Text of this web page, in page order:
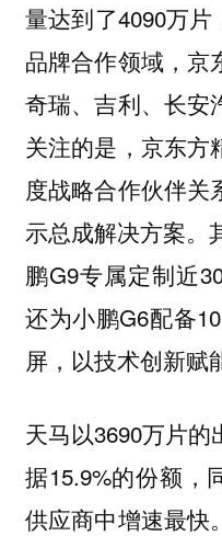
量达到了4090万
品牌合作领域，京
奇瑞、吉利、长安
关注的是，京东方
度战略合作伙伴关
示总成解决方案。
鹏G9专属定制近
还为小鹏G6配备
屏，以技术创新赋
天马以3690万片
据15.9%的份额，
供应商中增速最快